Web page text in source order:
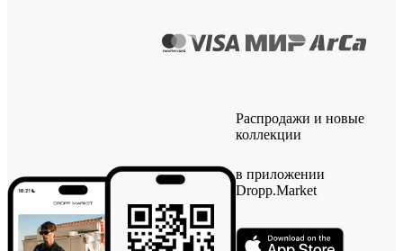
Распродажи и новые
коллекции
в приложении
Dropp.Market